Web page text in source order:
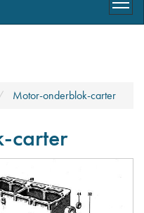
Motor-onderblok-carter
carter